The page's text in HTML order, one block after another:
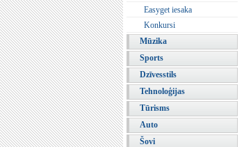
Easyget iesaka
Konkursi
Mūzika
Sports
Dzīvesstils
Tehnoloģijas
Tūrisms
Auto
Šovi